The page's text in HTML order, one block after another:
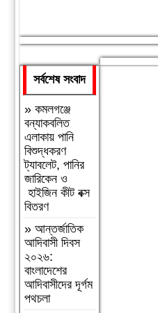
সর্বশেষ সংবাদ
» কমলগঞ্জে
বন্যাকবলিত
এলাকায় পানি
বিশুদ্ধকরণ
ট্যাবলেট, পানির
জারিকেন ও
হাইজিন কীট বক্স
বিতরণ
» আন্তর্জাতিক
আদিবাসী দিবস
২০২৬:
বাংলাদেশের
আদিবাসীদের দূর্গম
পথচলা